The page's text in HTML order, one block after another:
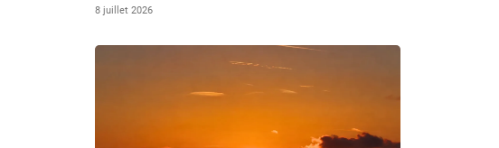
8 juillet 2026